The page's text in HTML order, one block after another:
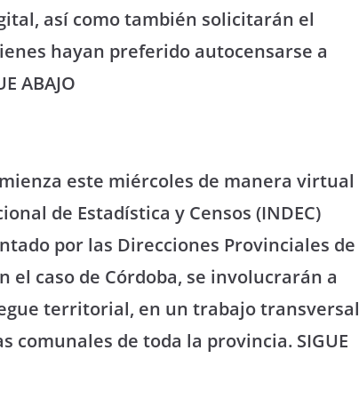
así como también solicitarán el
hayan preferido autocensarse a
ABAJO
este miércoles de manera virtual
de Estadística y Censos (INDEC)
por las Direcciones Provinciales de
el caso de Córdoba, se involucrarán a
territorial, en un trabajo transversal
de toda la provincia. SIGUE